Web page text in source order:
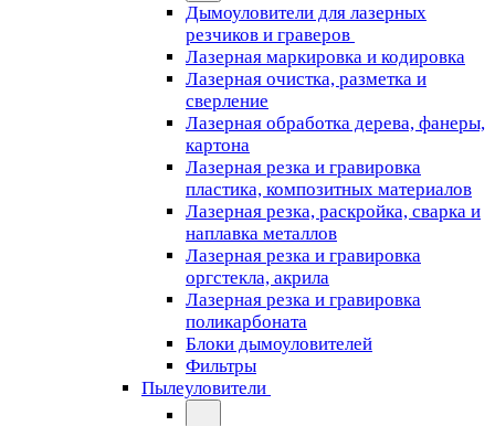
Дымоуловители для лазерных
резчиков и граверов
Лазерная маркировка и кодировка
Лазерная очистка, разметка и
сверление
Лазерная обработка дерева, фанеры,
картона
Лазерная резка и гравировка
пластика, композитных материалов
Лазерная резка, раскройка, сварка и
наплавка металлов
Лазерная резка и гравировка
оргстекла, акрила
Лазерная резка и гравировка
поликарбоната
Блоки дымоуловителей
Фильтры
Пылеуловители